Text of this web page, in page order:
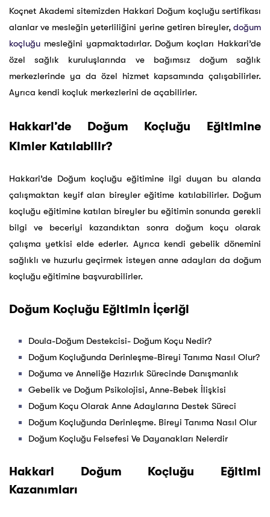
Koçnet Akademi sitemizden Hakkari Doğum koçluğu sertifikası
alanlar ve mesleğin yeterliliğini yerine getiren bireyler, doğum
koçluğu mesleğini yapmaktadırlar. Doğum koçları Hakkari’de
özel sağlık kuruluşlarında ve bağımsız doğum sağlık
merkezlerinde ya da özel hizmet kapsamında çalışabilirler.
Ayrıca kendi koçluk merkezlerini de açabilirler.
Hakkari’de Doğum Koçluğu Eğitimine
Kimler Katılabilir?
Hakkari’de Doğum koçluğu eğitimine ilgi duyan bu alanda
çalışmaktan keyif alan bireyler eğitime katılabilirler. Doğum
koçluğu eğitimine katılan bireyler bu eğitimin sonunda gerekli
bilgi ve beceriyi kazandıktan sonra doğum koçu olarak
çalışma yetkisi elde ederler. Ayrıca kendi gebelik dönemini
sağlıklı ve huzurlu geçirmek isteyen anne adayları da doğum
koçluğu eğitimine başvurabilirler.
Doğum Koçluğu Eğitimin İçeriği
Doula-Doğum Destekcisi- Doğum Koçu Nedir?
Doğum Koçluğunda Derinleşme-Bireyi Tanıma Nasıl Olur?
Doğuma ve Anneliğe Hazırlık Sürecinde Danışmanlık
Gebelik ve Doğum Psikolojisi, Anne-Bebek İlişkisi
Doğum Koçu Olarak Anne Adaylarına Destek Süreci
Doğum Koçluğunda Derinleşme. Bireyi Tanıma Nasıl Olur
Doğum Koçluğu Felsefesi Ve Dayanakları Nelerdir
Hakkari Doğum Koçluğu Eğitimi
Kazanımları